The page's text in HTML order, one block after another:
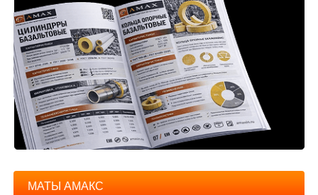
МАТЫ АМАКС